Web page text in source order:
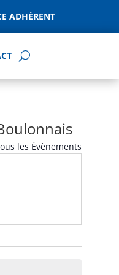
ADHÉRENT
les Évènements